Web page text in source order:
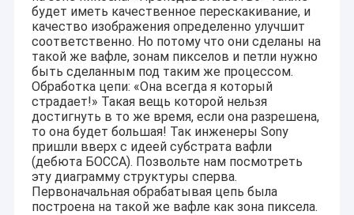
будет иметь качественное перескакивание, и
качество изображения определенно улучшит
соответственно. Но потому что они сделаны на
такой же вафле, зонам пикселов и петли нужно
быть сделанным под таким же процессом.
Обработка цепи: «Она всегда я который
страдает!» Такая вещь которой нельзя
достигнуть в то же время, если она разрешена,
то она будет большая! Так инженеры Sony
пришли вверх с идеей субстрата вафли
(дебюта БОССА). Позвольте нам посмотреть
эту диаграмму структуры сперва.
Первоначальная обрабатывая цепь была
построена на такой же вафле как зона пиксела.